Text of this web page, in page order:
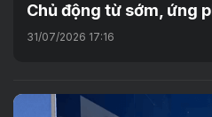
Chủ động từ sớm, ứng
31/07/2026 17:16